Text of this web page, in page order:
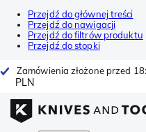
Przejdź do głównej treści
Przejdź do nawigacji
Przejdź do filtrów produktu
Przejdź do stopki
Zamówienia złożone przed
PLN